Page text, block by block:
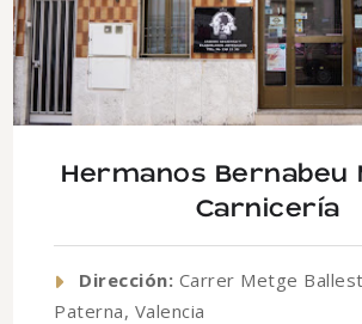
Hermanos Bernabeu
Carnicería
Dirección: Carrer Metge
Paterna, Valencia